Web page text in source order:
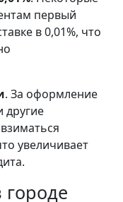
первый
в 0,01%, что
. За оформление
другие
увеличивает